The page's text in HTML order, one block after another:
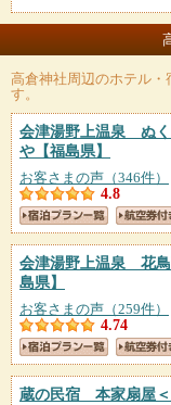
高倉神社周辺のホテル・
す。
会津湯野上温泉 ぬ
や 【福島県】
お客さまの声（346件）
4.8
会津湯野上温泉 花
島県】
お客さまの声（259件）
4.74
蔵の民宿 本家扇屋＜